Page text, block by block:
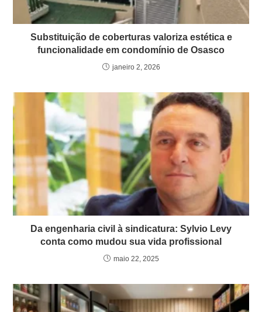
Substituição de coberturas valoriza estética e
funcionalidade em condomínio de Osasco
janeiro 2, 2026
Da engenharia civil à sindicatura: Sylvio Levy
conta como mudou sua vida profissional
maio 22, 2025